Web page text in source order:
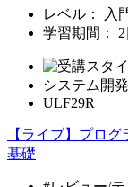
レベル：
入
学習期間：
システム開
ULF29R
【ライブ】プロ
基礎